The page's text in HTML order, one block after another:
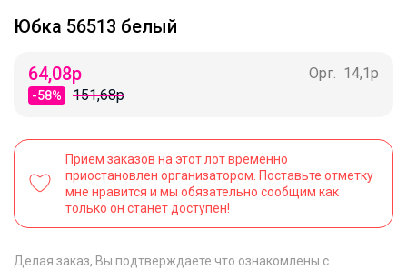
Юбка 56513 белый
64,08р
-58% 151,68р
Орг. 14,1р
Прием заказов на этот лот временно
приостановлен организатором. Поставьте отметку
мне нравится и мы обязательно сообщим как
только он станет доступен!
Делая заказ, Вы подтверждаете что ознакомлены с